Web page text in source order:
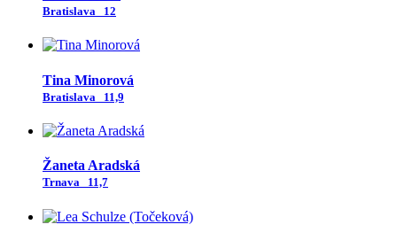
Bratislava 12
Tina Minorová
Bratislava 11,9
Žaneta Aradská
Trnava 11,7